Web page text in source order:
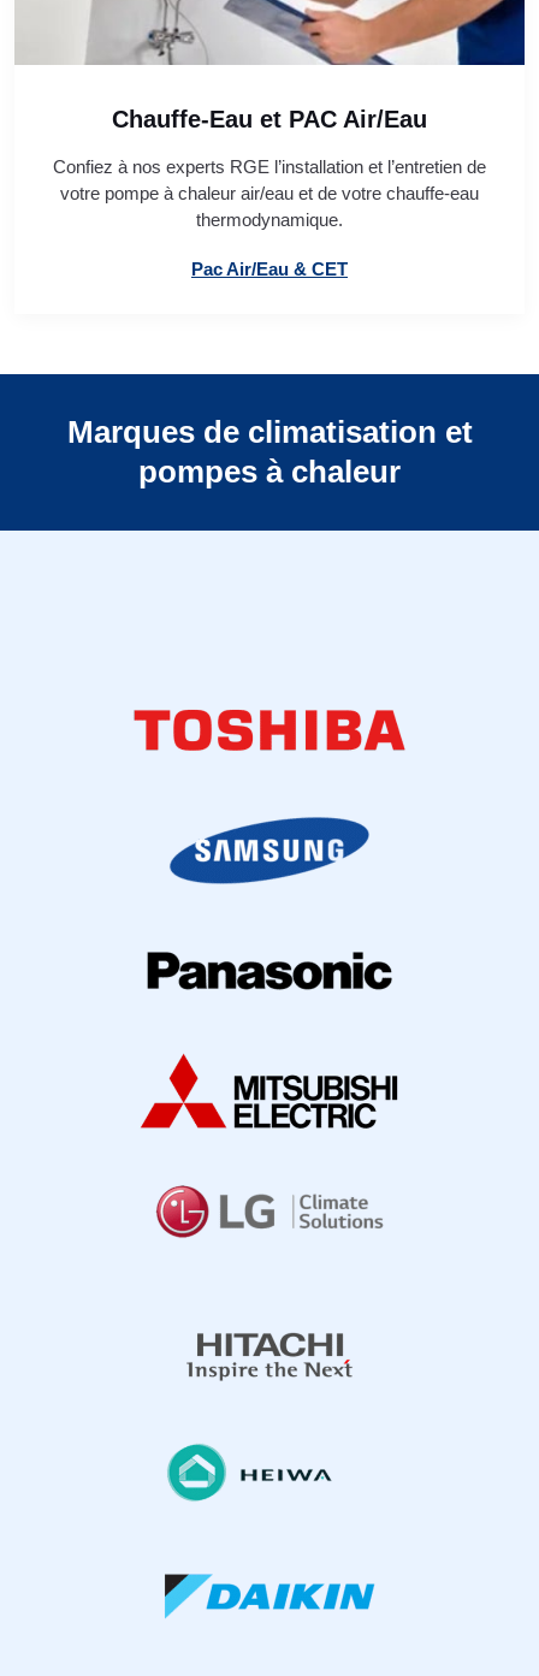
Chauffe-Eau et PAC Air/Eau
Confiez à nos experts RGE l’installation et l’entretien de
votre pompe à chaleur air/eau et de votre chauffe-eau
thermodynamique.
Pac Air/Eau & CET
Marques de climatisation et
pompes à chaleur